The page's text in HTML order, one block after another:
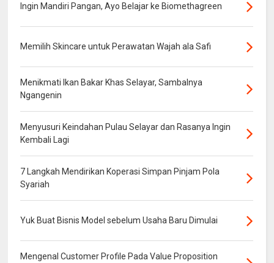
Ingin Mandiri Pangan, Ayo Belajar ke Biomethagreen
Memilih Skincare untuk Perawatan Wajah ala Safi
Menikmati Ikan Bakar Khas Selayar, Sambalnya
Ngangenin
Menyusuri Keindahan Pulau Selayar dan Rasanya Ingin
Kembali Lagi
7 Langkah Mendirikan Koperasi Simpan Pinjam Pola
Syariah
Yuk Buat Bisnis Model sebelum Usaha Baru Dimulai
Mengenal Customer Profile Pada Value Proposition